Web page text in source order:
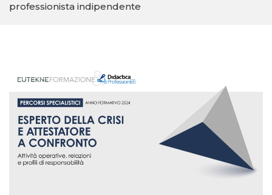
professionista indipendente